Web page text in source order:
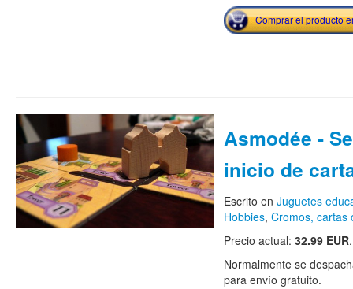
Comprar el producto
Asmodée -
inicio de
Escrito en Juguetes
Hobbies, Cromos, cartas
Precio actual: 32.99 EUR.
Normalmente se
para envío gratuito.